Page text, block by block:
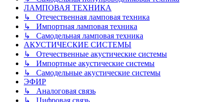
ЛАМПОВАЯ ТЕХНИКА
↳ Отечественная ламповая техника
↳ Импортная ламповая техника
↳ Самодельная ламповая техника
АКУСТИЧЕСКИЕ СИСТЕМЫ
↳ Отечественные акустические системы
↳ Импортные акустические системы
↳ Самодельные акустические системы
ЭФИР
↳ Аналоговая связь